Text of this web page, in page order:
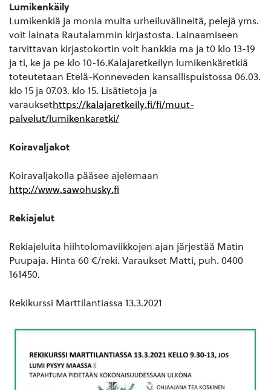
Lumikenkäily
Lumikenkiä ja monia muita urheiluvälineitä, pelejä yms.
voit lainata Rautalammin kirjastosta. Lainaamiseen
tarvittavan kirjastokortin voit hankkia ma ja t0 klo 13-19
ja ti, ke ja pe klo 10-16.Kalajaretkeilyn lumikenkäretkiä
toteutetaan Etelä-Konneveden kansallispuistossa 06.03.
klo 15 ja 07.03. klo 15. Lisätietoja ja
varauksethttps://kalajaretkeily.fi/fi/muut-
palvelut/lumikenkaretki/
Koiravaljakot
Koiravaljakolla pääsee ajelemaan
http://www.sawohusky.fi
Rekiajelut
Rekiajeluita hiihtolomaviikkojen ajan järjestää Matin
Puupaja. Hinta 60 €/reki. Varaukset Matti, puh. 0400
161450.
Rekikurssi Marttilantiassa 13.3.2021